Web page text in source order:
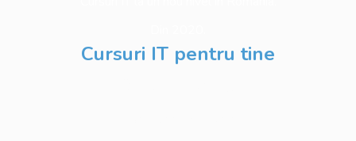
Cursuri IT pentru tine